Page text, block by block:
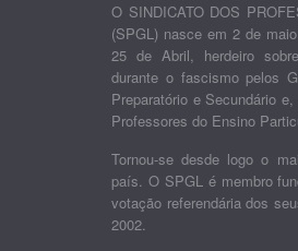
O SINDICATO DOS
(SPGL) nasce em 2 de
25 de Abril, herdeiro
durante o fascismo pelos
Preparatório e Secundário
Professores do Ensino
Tornou-se desde logo o
país. O SPGL é membro
votação referendária dos
2002.